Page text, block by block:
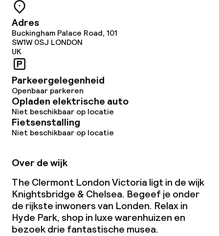
Zakelijke faciliteiten
Conferentieruimte
Beleid
Borg bij aankomst
Adres
Buckingham Palace Road, 101
SW1W 0SJ LONDON
UK
Parkeergelegenheid
Openbaar parkeren
Opladen elektrische auto
Niet beschikbaar op locatie
Fietsenstalling
Niet beschikbaar op locatie
Over de wijk
The Clermont London Victoria ligt in de wijk
Knightsbridge & Chelsea. Begeef je onder
de rijkste inwoners van Londen. Relax in
Hyde Park, shop in luxe warenhuizen en
bezoek drie fantastische musea.